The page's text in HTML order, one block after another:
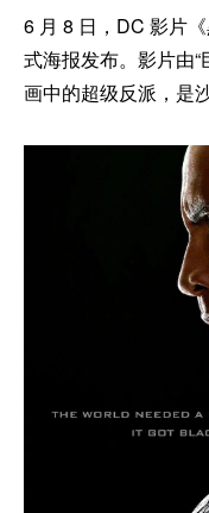
6 月 8 日，DC 影片
式海报发布。影片由
画中的超级反派，是